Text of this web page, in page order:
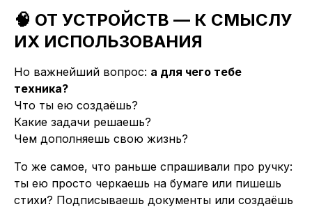
🧠 ОТ УСТРОЙСТВ — К СМЫСЛУ
ИХ ИСПОЛЬЗОВАНИЯ
Но важнейший вопрос: а для чего тебе
техника?
Что ты ею создаёшь?
Какие задачи решаешь?
Чем дополняешь свою жизнь?
То же самое, что раньше спрашивали про ручку:
ты ею просто черкаешь на бумаге или пишешь
стихи? Подписываешь документы или создаёшь